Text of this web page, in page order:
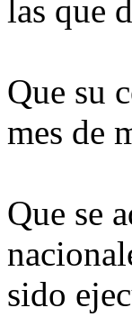
las que
Que su
mes de
Que se
sido